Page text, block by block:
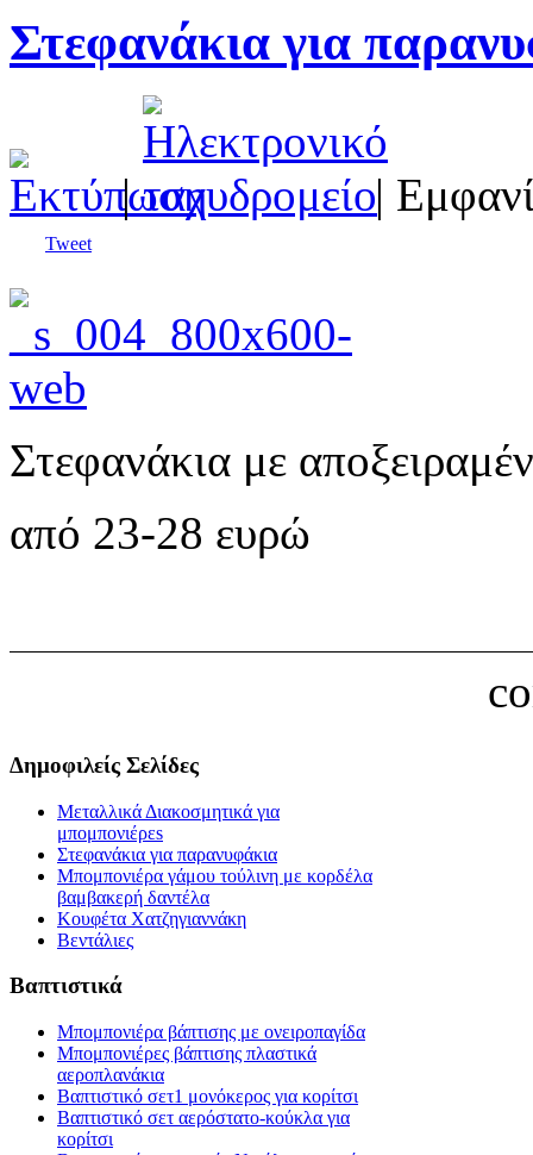
Στεφανάκια για
| |
Tweet
Στεφανάκια με
από 23-28 ευρώ
Δημοφιλείς Σελίδες
Μεταλλικά Διακοσμητικά για
μπομπονιέρεs
Στεφανάκια για παρανυφάκια
Μπομπονιέρα γάμου τούλινη με κορδέλα
βαμβακερή δαντέλα
Κουφέτα Χατζηγιαννάκη
Βεντάλιες
Βαπτιστικά
Μπομπονιέρα βάπτισης με ονειροπαγίδα
Μπομπονιέρες βάπτισης πλαστικά
αεροπλανάκια
Βαπτιστικό σετ1 μονόκερος για κορίτσι
Βαπτιστικό σετ αερόστατο-κούκλα για
κορίτσι